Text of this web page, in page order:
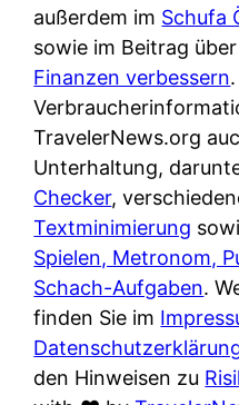
t
e
e
t
s
i
e
c
h
e
n
t
i
s
c
h
e
n
d
e
außerdem im Schufa
sowie im Beitrag über
Finanzen verbessern
TravelerNews.org
Unterhaltung,
Checker,
Textminimierung
Spielen, Metronom,
Schach-Aufgaben.
finden Sie im
den Hinweisen zu